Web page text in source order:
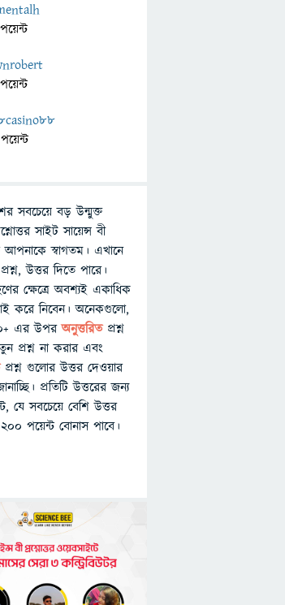
সবচেয়ে বড় উন্মুক্ত
সাইট সায়েন্স বী
স্বাগতম। এখানে
উত্তর দিতে পারে।
ক্ষেত্রে অবশ্যই একাধিক
করে নিবেন। অনেকগুলো,
এর উপরঅনুত্তরিতপ্রশ্ন
প্রশ্ন না করার এবং
প্রশ্ন গুলোর উত্তর দেওয়ার
প্রতিটি উত্তরের জন্য
যে সবচেয়ে বেশি উত্তর
পয়েন্ট বোনাস পাবে।